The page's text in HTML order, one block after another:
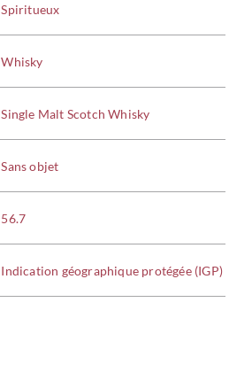
À
Spiritueux
Whisky
Single Malt Scotch Whisky
Sans objet
56.7
Indication géographique protégée (IGP)